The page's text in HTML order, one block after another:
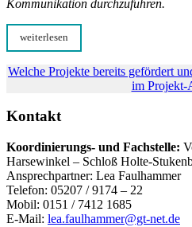
Kommunikation durchzuführen.
weiterlesen
Welche Projekte bereits gefördert
im Projekt-
Kontakt
Koordinierungs- und Fachstelle:
Harsewinkel – Schloß Holte-
Ansprechpartner: Lea Faulhammer
Telefon: 05207 / 9174 – 22
Mobil: 0151 / 7412 1685
E-Mail: lea.faulhammer@gt-net.de